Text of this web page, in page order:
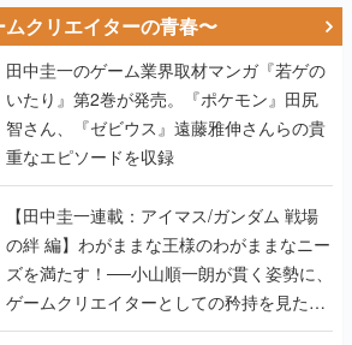
クリエイターの青春〜
田中圭一のゲーム業界取材マンガ『若ゲの
いたり』第2巻が発売。『ポケモン』田尻
智さん、『ゼビウス』遠藤雅伸さんらの貴
重なエピソードを収録
【田中圭一連載：アイマス/ガンダム 戦場
の絆 編】わがままな王様のわがままなニー
ズを満たす！──小山順一朗が貫く姿勢に、
ゲームクリエイターとしての矜持を見た
【若ゲのいたり最終回】